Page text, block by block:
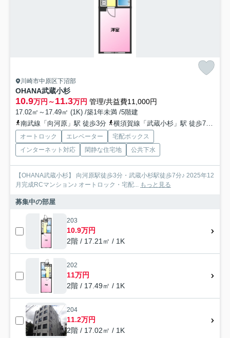
川崎市中原区下沼部
OHANA武蔵小杉
10.9万円～11.3万円 管理/共益費11,000円
17.02㎡～17.49㎡ (1K) /築1年未満 /5階建
南武線「向河原」駅 徒歩3分
横須賀線「武蔵小杉」駅 徒歩7分
オートロック エレベーター
宅配ボックス
インターネット対応
閑静な住宅地 公共下水
【OHANA武蔵小杉】 向河原駅徒歩3分・武蔵小杉駅徒歩7分♪ 2025年12
月完成RCマンション♪ オートロック・宅配... もっと見る
募集中の部屋
203
10.9万円
2階 / 17.21㎡ / 1K
202
11万円
2階 / 17.49㎡ / 1K
204
11.2万円
2階 / 17.02㎡ / 1K